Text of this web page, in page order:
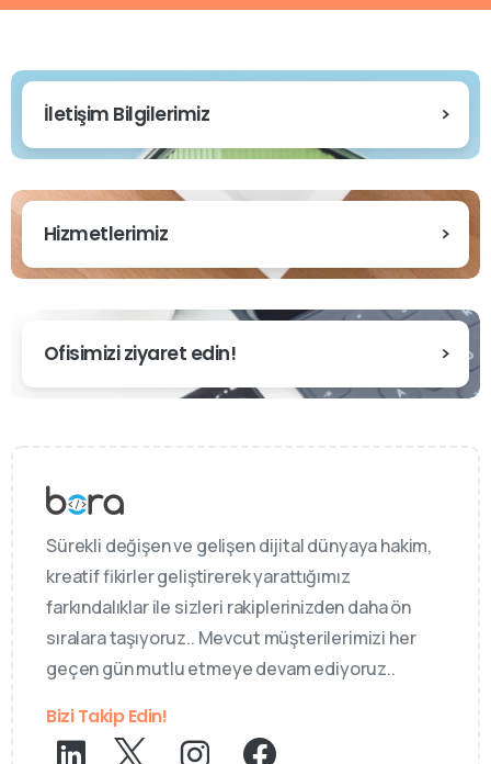
İletişim Bilgilerimiz
Hizmetlerimiz
Ofisimizi ziyaret edin!
Sürekli değişen ve gelişen dijital dünyaya hakim,
kreatif fikirler geliştirerek yarattığımız
farkındalıklar ile sizleri rakiplerinizden daha ön
sıralara taşıyoruz.. Mevcut müşterilerimizi her
geçen gün mutlu etmeye devam ediyoruz..
Bizi Takip Edin!